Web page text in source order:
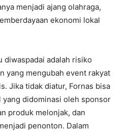
menjadi ajang olahraga,
ekonomi lokal
diwaspadai adalah risiko
yang mengubah event rakyat
Jika tidak diatur, Fornas bisa
didominasi oleh sponsor
produk melonjak, dan
penonton. Dalam